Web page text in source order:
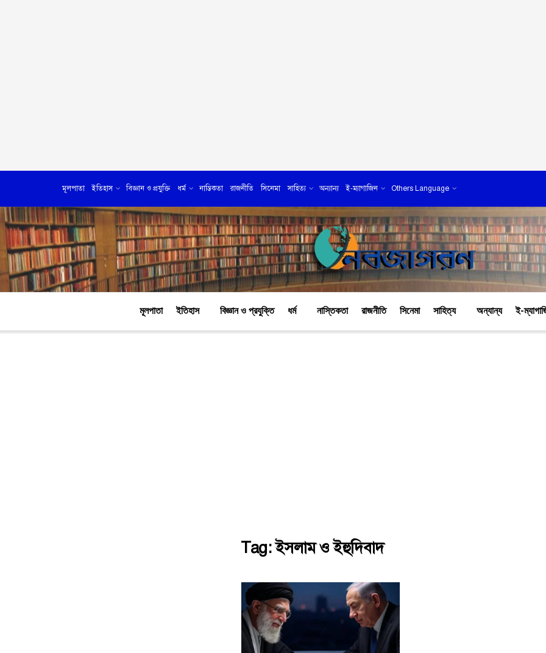
মূলপাতা ইতিহাস বিজ্ঞান ও প্রযুক্তি ধর্ম নাস্তিকতা রাজনীতি সিনেমা সাহিত্য অন্যান্য ই-ম্যাগাজিন Others Language
মূলপাতা ইতিহাস বিজ্ঞান ও প্রযুক্তি ধর্ম নাস্তিকতা রাজনীতি সিনেমা সাহিত্য অন্যান্য ই-
Tag:ইসলাম ও ইহুদিবাদ